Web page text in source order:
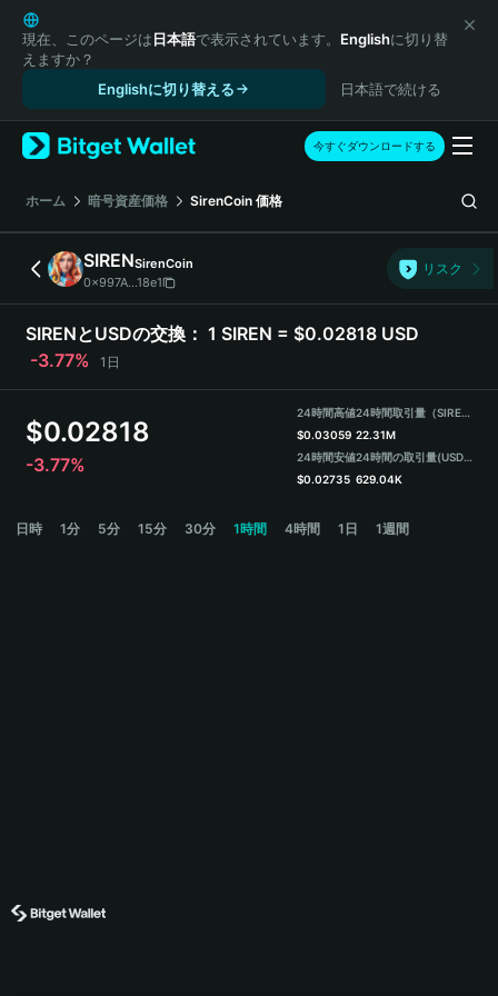
English
日本語
Tiếng Việt
Español (Latinoamérica)
Türkçe
Français
Deutsch
简体中文
繁體中文
Português (Portugal)
Bahasa Indonesia
ภาษาไทย
हिन्दी
Español
Português (Brasil)
現在、このページは日本語で表示されています。 Englishに切り替
えますか？
Englishに切り替える
日本語で続ける
今すぐダウンロードする
ホーム 暗号資産価格 SirenCoin 価格
SIRENSirenCoin
0x997A...18e1
リスク
SIRENとUSDの交換： 1 SIREN = $0.02818 USD
-3.77%
1日
$0.02818
-3.77%
24時間高値
$0.03059
24時間安値
$0.02735
24時間取引量（SIREN）
22.31M
24時間の取引量(USDT)
629.04K
日時 1分 5分 15分 30分 1時間 4時間 1日 1週間